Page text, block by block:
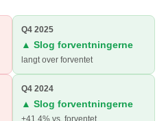
Q4 2025
▲ Slog forventningerne
langt over forventet
Q4 2024
▲ Slog forventningerne
+41,4% vs. forventet